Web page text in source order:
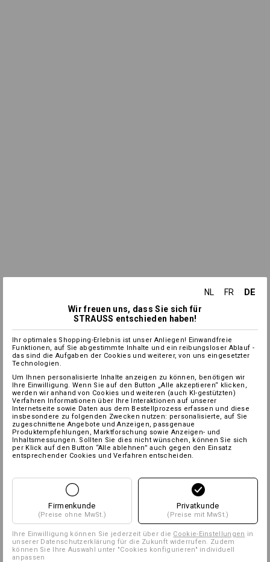
NL FR DE
Wir freuen uns, dass Sie sich für
STRAUSS entschieden haben!
Ihr optimales Shopping-Erlebnis ist unser Anliegen! Einwandfreie
Funktionen, auf Sie abgestimmte Inhalte und ein reibungsloser Ablauf -
das sind die Aufgaben der Cookies und weiterer, von uns eingesetzter
Technologien.
Um Ihnen personalisierte Inhalte anzeigen zu können, benötigen wir
Ihre Einwilligung. Wenn Sie auf den Button „Alle akzeptieren“ klicken,
werden wir anhand von Cookies und weiteren (auch KI-gestützten)
Verfahren Informationen über Ihre Interaktionen auf unserer
Internetseite sowie Daten aus dem Bestellprozess erfassen und diese
insbesondere zu folgenden Zwecken nutzen: personalisierte, auf Sie
zugeschnittene Angebote und Anzeigen, passgenaue
Produktempfehlungen, Marktforschung sowie Anzeigen- und
Inhaltsmessungen. Sollten Sie dies nicht wünschen, können Sie sich
per Klick auf den Button “Alle ablehnen” auch gegen den Einsatz
entsprechender Cookies und Verfahren entscheiden.
Firmenkunde
(Preise ohne MwSt.)
Privatkunde
(Preise mit MwSt.)
Ihre Einwilligung können Sie jederzeit über die Cookie-Einstellungen in
unserer Datenschutzerklärung für die Zukunft widerrufen. Zudem
können Sie Ihre Auswahl unter "Cookies konfigurieren" individuell
anpassen